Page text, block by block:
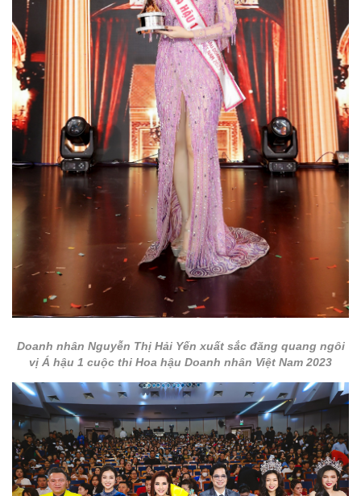
Doanh nhân Nguyễn Thị Hải Yến xuất sắc đăng quang ngôi
vị Á hậu 1 cuộc thi Hoa hậu Doanh nhân Việt Nam 2023